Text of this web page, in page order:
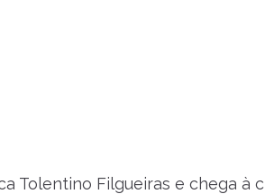
Tolentino Filgueiras e chega à